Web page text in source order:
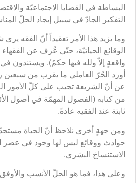
البساطة في القضايا الاجتماعيّة
التفكير الجادّ في سبيل إيجاد الحلّ
وما يزيد هذا الأمر تعقيداً أنّ الفقه
الوقائع الحياتيّة، حتّى عُرف عن
واقعةٍ إلاّ ولله فيها حكمٌ). ويستندون
أورد الحُرّ العاملي ما يقرب من
عن أنّ الشريعة تجيب على كلّ الأمور
من كتابه (الفصول المهمّة في أصول
ثابتة عند الفقيه عادةً.
ومن جهةٍ أخرى نلاحظ أنّ الحياة
حوادث ووقائع ليس لها وجود في عصر
الاستنساخ البشري.
وعلى هذا، فما هو الحلّ الأنسب